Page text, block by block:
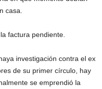
casa.
factura pendiente.
investigación contra el ex
de su primer círculo, hay
se emprendió la